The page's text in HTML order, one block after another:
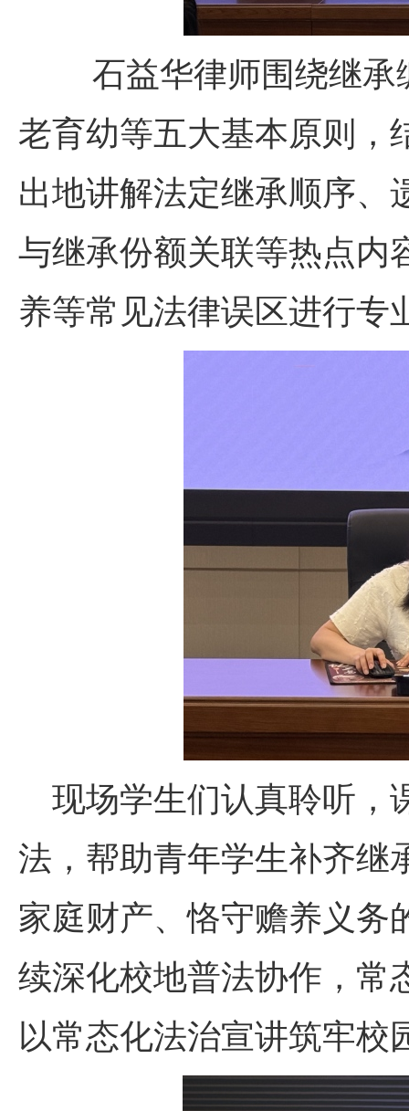
石益华律师围绕继
老育幼等五大基本原则，
出地讲解法定继承顺序、
与继承份额关联等热点内
养等常见法律误区进行专
现场学生们认真聆听，
法，帮助青年学生补齐继
家庭财产、恪守赡养义务
续深化校地普法协作，常
以常态化法治宣讲筑牢校